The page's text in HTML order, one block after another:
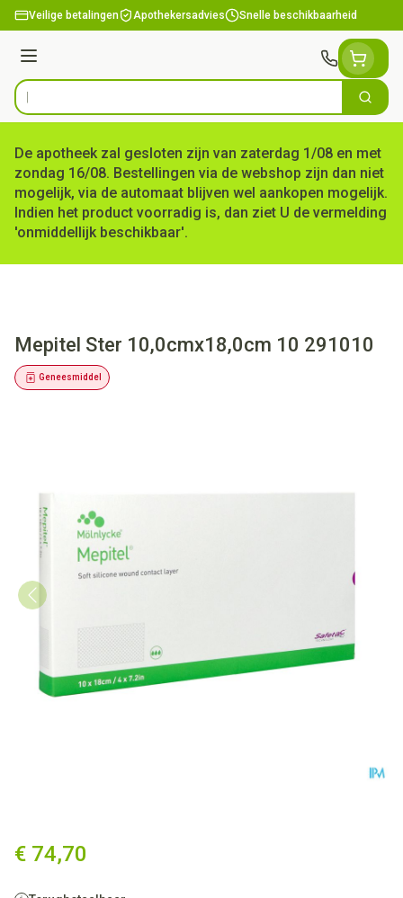
Ga naar de inhoud
Veilige betalingen Apothekersadvies Snelle beschikbaarheid
Menu
Product, merk, categorie... Zoek
De apotheek zal gesloten zijn van zaterdag 1/08 en met
zondag 16/08. Bestellingen via de webshop zijn dan niet
mogelijk, via de automaat blijven wel aankopen mogelijk.
Indien het product voorradig is, dan ziet U de vermelding
'onmiddellijk beschikbaar'.
Mepitel Ster 10,0cmx18,0cm 10 291010
Geneesmiddel
€ 74,70